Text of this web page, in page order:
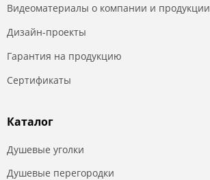
Видеоматериалы о компании и продукции
Дизайн-проекты
Гарантия на продукцию
Сертификаты
Каталог
Душевые уголки
Душевые перегородки